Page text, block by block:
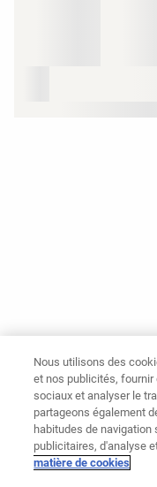
Nous utilisons des
et nos publicités,
sociaux et analyser le
partageons également
habitudes de
publicitaires, d'analyse
matière de cookies